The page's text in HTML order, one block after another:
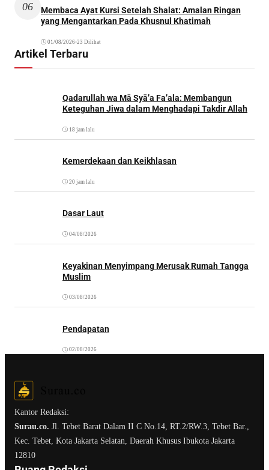
06
Membaca Ayat Kursi Setelah Shalat: Amalan Ringan
yang Mengantarkan Pada Khusnul Khatimah
01/08/2026•23 Dilihat
Artikel Terbaru
Qadarullah wa Mā Syā’a Fa’ala: Membangun
Keteguhan Jiwa dalam Menghadapi Takdir Allah
18 jam lalu
Kemerdekaan dan Keikhlasan
20 jam lalu
Dasar Laut
04/08/2026
Keyakinan Menyimpang Merusak Rumah Tangga
Muslim
03/08/2026
Pendapatan
02/08/2026
Kantor Redaksi:
Surau.co. Jl. Tebet Barat Dalam II C No.14, RT.2/RW.3, Tebet Bar.,
Kec. Tebet, Kota Jakarta Selatan, Daerah Khusus Ibukota Jakarta
12810